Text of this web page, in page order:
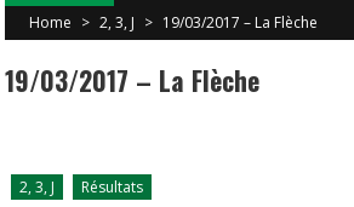
Home > 2, 3, J > 19/03/2017 – La Flèche
19/03/2017 – La Flèche
2, 3, J Résultats